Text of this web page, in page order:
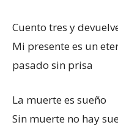
Cuento tres y
Mi presente es un
pasado sin prisa
La muerte es sueño
Sin muerte no hay